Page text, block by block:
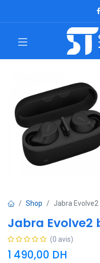
Shop Jabra
Jabra Evolve2
(0 avis)
1 490,00 DH